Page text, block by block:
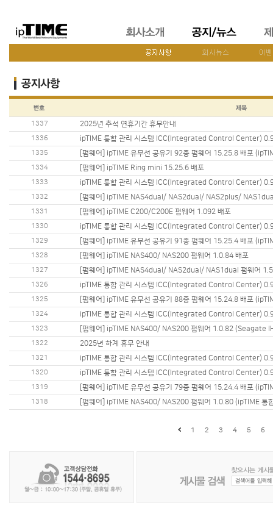
1337 2025년 추석 연휴기간 휴무안내
1336 ipTIME 통합 관리 시스템 ICC(Integrated Control Center)
1335 [펌웨어] ipTIME 유무선 공유기 92종 펌웨어 15.25.8 배포
1334 [펌웨어] ipTIME Ring mini 15.25.6 배포
1333 ipTIME 통합 관리 시스템 ICC(Integrated Control Center)
1332 [펌웨어] ipTIME NAS4dual/ NAS2dual/ NAS2plus/
1331 [펌웨어] ipTIME C200/C200E 펌웨어 1.092 배포
1330 ipTIME 통합 관리 시스템 ICC(Integrated Control Center)
1329 [펌웨어] ipTIME 유무선 공유기 91종 펌웨어 15.25.4 배포
1328 [펌웨어] ipTIME NAS400/ NAS200 펌웨어 1.0.84 배포
1327 [펌웨어] ipTIME NAS4dual/ NAS2dual/ NAS1dual 펌웨어
1326 ipTIME 통합 관리 시스템 ICC(Integrated Control Center)
1325 [펌웨어] ipTIME 유무선 공유기 88종 펌웨어 15.24.8 배포
1324 ipTIME 통합 관리 시스템 ICC(Integrated Control Center)
1323 [펌웨어] ipTIME NAS400/ NAS200 펌웨어 1.0.82 (Seagate
1322 2025년 하계 휴무 안내
1321 ipTIME 통합 관리 시스템 ICC(Integrated Control Center)
1320 ipTIME 통합 관리 시스템 ICC(Integrated Control Center)
1319 [펌웨어] ipTIME 유무선 공유기 79종 펌웨어 15.24.4 배포
1318 [펌웨어] ipTIME NAS400/ NAS200 펌웨어 1.0.80 (ipTIME 통
1 2 3 4 5 6